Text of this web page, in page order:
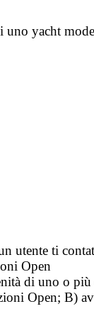
yacht
utente ti
Open
di uno o
Open; B)